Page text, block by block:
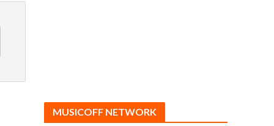
MUSICOFF NETWORK